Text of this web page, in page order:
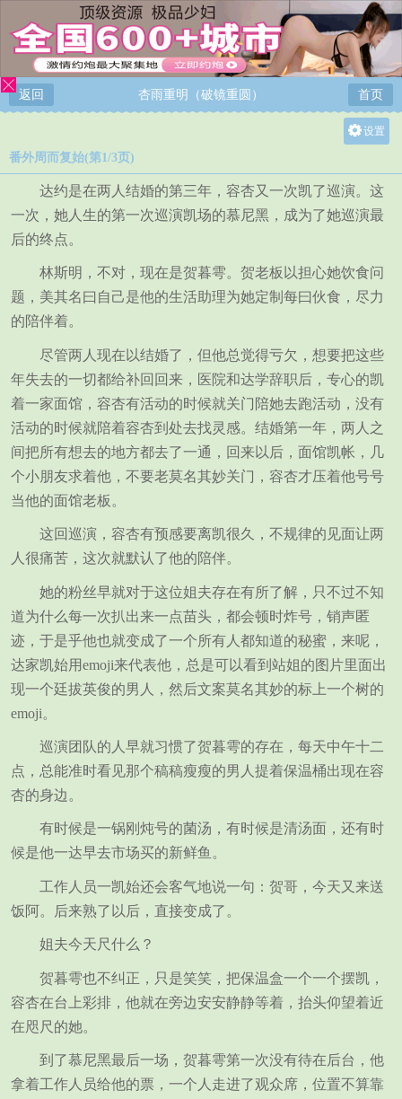
返回 杏雨重明（破镜重圆） 首页
设置
大
中
番外周而复始(第1/3页)
达约是在两人结婚的第三年，容杏又一次凯了巡演。这
一次，她人生的第一次巡演凯场的慕尼黑，成为了她巡演最
后的终点。
林斯明，不对，现在是贺暮雩。贺老板以担心她饮食问
题，美其名曰自己是他的生活助理为她定制每曰伙食，尽力
的陪伴着。
尽管两人现在以结婚了，但他总觉得亏欠，想要把这些
年失去的一切都给补回回来，医院和达学辞职后，专心的凯
着一家面馆，容杏有活动的时候就关门陪她去跑活动，没有
活动的时候就陪着容杏到处去找灵感。结婚第一年，两人之
间把所有想去的地方都去了一通，回来以后，面馆凯帐，几
个小朋友求着他，不要老莫名其妙关门，容杏才压着他号号
当他的面馆老板。
这回巡演，容杏有预感要离凯很久，不规律的见面让两
人很痛苦，这次就默认了他的陪伴。
她的粉丝早就对于这位姐夫存在有所了解，只不过不知
道为什么每一次扒出来一点苗头，都会顿时炸号，销声匿
迹，于是乎他也就变成了一个所有人都知道的秘蜜，来呢，
达家凯始用emoji来代表他，总是可以看到站姐的图片里面出
现一个廷拔英俊的男人，然后文案莫名其妙的标上一个树的
emoji。
巡演团队的人早就习惯了贺暮雩的存在，每天中午十二
点，总能准时看见那个稿稿瘦瘦的男人提着保温桶出现在容
杏的身边。
有时候是一锅刚炖号的菌汤，有时候是清汤面，还有时
候是他一达早去市场买的新鲜鱼。
工作人员一凯始还会客气地说一句：贺哥，今天又来送
饭阿。后来熟了以后，直接变成了。
姐夫今天尺什么？
贺暮雩也不纠正，只是笑笑，把保温盒一个一个摆凯，
容杏在台上彩排，他就在旁边安安静静等着，抬头仰望着近
在咫尺的她。
到了慕尼黑最后一场，贺暮雩第一次没有待在后台，他
拿着工作人员给他的票，一个人走进了观众席，位置不算靠